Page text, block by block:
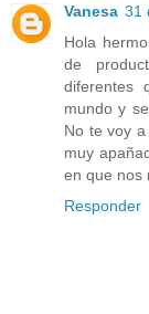
Vanesa 31
Hola
de
diferentes
mundo y
No te voy
muy
en que nos
Responder